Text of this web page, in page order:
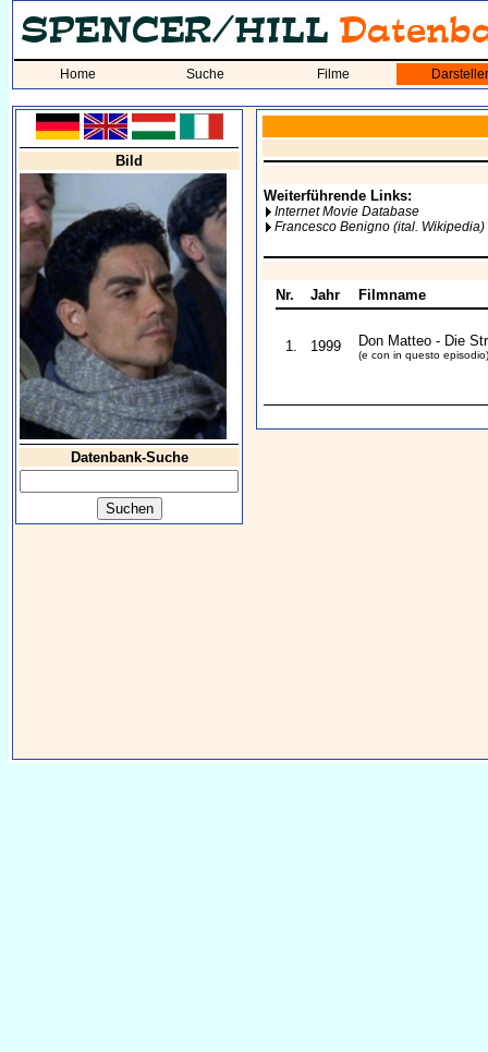
Home Suche Filme Darsteller
Bild
Datenbank-Suche
Weiterführende Links:
Internet Movie Database
Francesco Benigno (ital. Wikipedia)
Nr. Jahr Filmname
1. 1999 Don Matteo - Die
(e con in questo episodio)